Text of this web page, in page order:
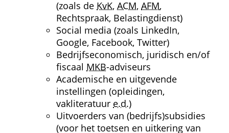
(zoals de KvK, ACM, AFM,
Rechtspraak, Belastingdienst)
Social media (zoals LinkedIn,
Google, Facebook, Twitter)
Bedrijfs­economisch, juridisch en/of
fiscaal MKB-adviseurs
Academische en uitgevende
instellingen (opleidingen,
vakliteratuur e.d.)
Uitvoerders van (bedrijfs)subsidies
(voor het toetsen en uitkering van